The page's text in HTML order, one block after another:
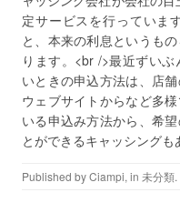
定サービスを行っていま
と、本来の利息というも
ります。<br />最近ずい
いときの申込方法は、店
ウェブサイトからなど多
いる申込み方法から、希
とができるキャッシングも
Published byCiampi, in 未分類.